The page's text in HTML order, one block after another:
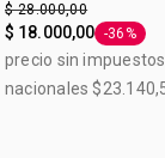
$ 28.000,00
$ 18.000,00 Etiqueta
-36%
precio sin impuestos
nacionales